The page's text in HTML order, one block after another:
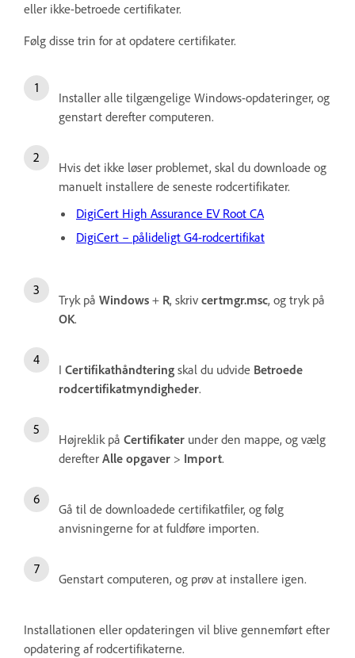
eller ikke-betroede certifikater.
Følg disse trin for at opdatere certifikater.
Installer alle tilgængelige Windows-opdateringer, og
genstart derefter computeren.
Hvis det ikke løser problemet, skal du downloade og
manuelt installere de seneste rodcertifikater.
DigiCert High Assurance EV Root CA
DigiCert – pålideligt G4-rodcertifikat
Tryk på Windows + R, skriv certmgr.msc, og tryk på
OK.
I Certifikathåndtering skal du udvide Betroede
rodcertifikatmyndigheder.
Højreklik på Certifikater under den mappe, og vælg
derefter Alle opgaver > Import.
Gå til de downloadede certifikatfiler, og følg
anvisningerne for at fuldføre importen.
Genstart computeren, og prøv at installere igen.
Installationen eller opdateringen vil blive gennemført efter
opdatering af rodcertifikaterne.